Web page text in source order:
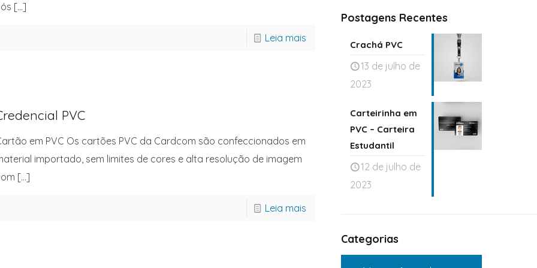
[…]
Leia mais
PVC
em PVC Os cartões PVC da Cardcom são confeccionados em
importado, sem limites de cores e alta resolução de imagem
[…]
Leia mais
Postagens Recentes
Crachá PVC
13 de julho de
2023
Carteirinha em
PVC – Carteira
Estudantil
12 de julho de
2023
Categorias